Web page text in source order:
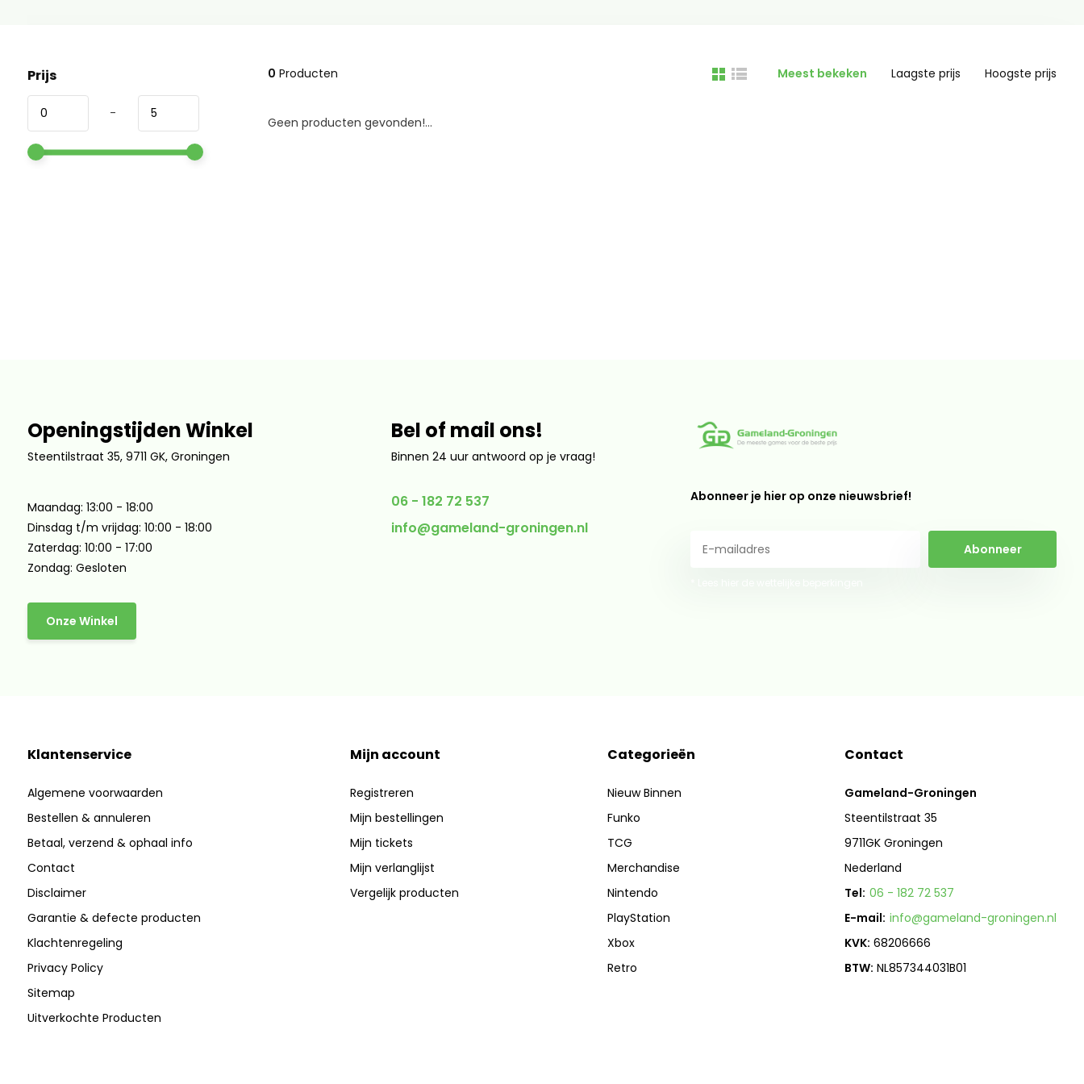
Prijs
-
0 Producten Meest bekeken Laagste prijs Hoogste prijs
Geen producten gevonden!...
Openingstijden Winkel
Steentilstraat 35, 9711 GK, Groningen
Maandag: 13:00 - 18:00
Dinsdag t/m vrijdag: 10:00 - 18:00
Zaterdag: 10:00 - 17:00
Zondag: Gesloten
Onze Winkel
Bel of mail ons!
Binnen 24 uur antwoord op je vraag!
06 - 182 72 537
info@gameland-groningen.nl
Abonneer je hier op onze nieuwsbrief!
Abonneer
Klantenservice
Algemene voorwaarden
Bestellen & annuleren
Betaal, verzend & ophaal info
Contact
Disclaimer
Garantie & defecte producten
Klachtenregeling
Privacy Policy
Sitemap
Uitverkochte Producten
Mijn account
Registreren
Mijn bestellingen
Mijn tickets
Mijn verlanglijst
Vergelijk producten
Categorieën
Nieuw Binnen
Funko
TCG
Merchandise
Nintendo
PlayStation
Xbox
Retro
Contact
Gameland-Groningen
Steentilstraat 35
9711GK Groningen
Nederland
Tel: 06 - 182 72 537
E-mail: info@gameland-groningen.nl
KVK: 68206666
BTW: NL857344031B01